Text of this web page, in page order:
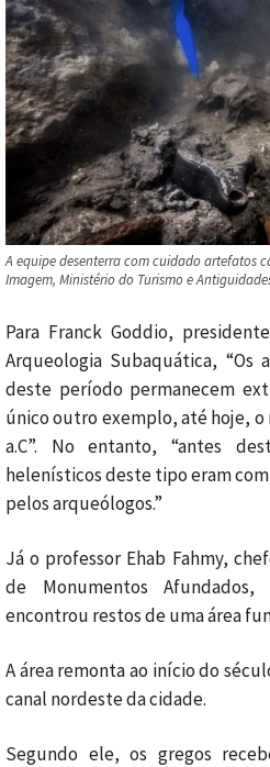
A equipe desenterra com cuidado artefatos
Imagem, Ministério do Turismo e
Para Franck Goddio,
Arqueologia Subaquática, “Os
deste período permanecem
único outro exemplo, até hoje, o
a.C”. No entanto, “antes
helenísticos deste tipo eram
pelos arqueólogos.”
Já o professor Ehab Fahmy,
de Monumentos
encontrou restos de uma área
A área remonta ao início do
canal nordeste da cidade.
Segundo ele, os gregos